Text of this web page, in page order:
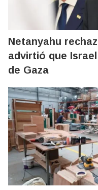
Netanyahu
advirtió que
de Gaza